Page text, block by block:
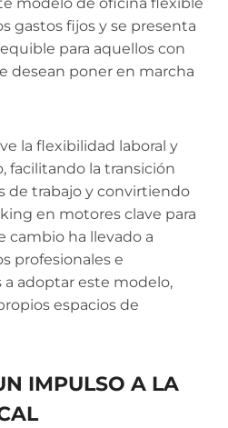
gastos fijos y se presenta
para aquellos con
desean poner en marcha
la flexibilidad laboral y
facilitando la transición
de trabajo y convirtiendo
en motores clave para
cambio ha llevado a
profesionales e
adoptar este modelo,
espacios de
IMPULSO A LA